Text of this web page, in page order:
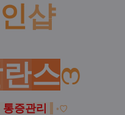
인샵
란스ෆ
증관리 •♡